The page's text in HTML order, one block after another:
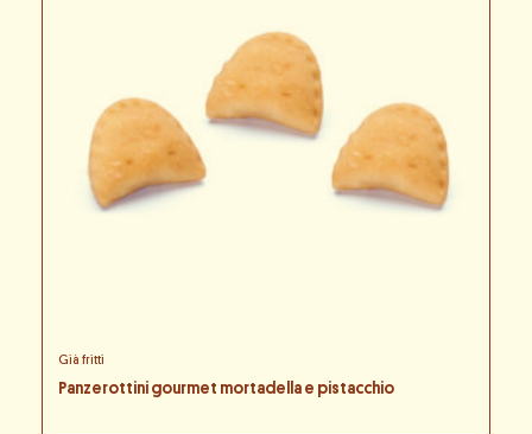
Già fritti
Panzerottini gourmet mortadella e pistacchio